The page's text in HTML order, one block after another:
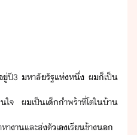
​3​ ​หาลั​รัฐ​แห่หึ​่​ ​ผ​็​เป็​
ใจ​ ​ผ​เป็​เ็ำพร้า​ที่​โต​ใ​้า​
า​และ​ส่ตั​เ​เรี​ข้า​